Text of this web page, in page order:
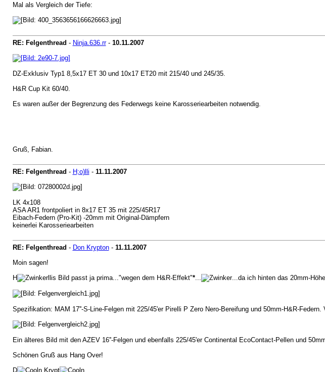
Mal als Vergleich der Tiefe:
RE: Felgenthread - Ninja.636.rr- 10.11.2007
DZ-Exklusiv Typ1 8,5x17 ET 30 und 10x17 ET20 mit 215/40 und 245/35.
H&R Cup Kit 60/40.
Es waren außer der Begrenzung des Federwegs keine Karosseriearbeiten notwendig.
Gruß, Fabian.
RE: Felgenthread - H;o)lli - 11.11.2007
LK 4x108
ASA AR1 frontpoliert in 8x17 ET 35 mit 225/45R17
Eibach-Federn (Pro-Kit) -20mm mit Original-Dämpfern
keinerlei Karosseriearbeiten
RE: Felgenthread - Don Krypton- 11.11.2007
Moin sagen!
H
llis Bild passt ja prima..."wegen dem H&R-Effekt"*... ...da ich hinten das 20mm-
Spezifikation: MAM 17''-S-Line-Felgen mit 225/45'er Pirelli P Zero Nero-Bereifung und 50mm-H&R-
Ein älteres Bild mit den AZEV 16''-Felgen und ebenfalls 225/45'er Continental EcoContact-Pellen und
Schönen Gruß aus Hang Over!
D
n Krypt n